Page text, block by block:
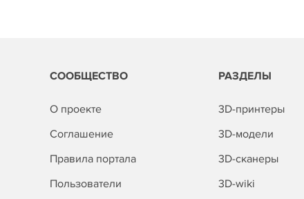
СООБЩЕСТВО
О проекте
Соглашение
Правила портала
Пользователи
РАЗДЕЛЫ
3D-принтеры
3D-модели
3D-сканеры
3D-wiki